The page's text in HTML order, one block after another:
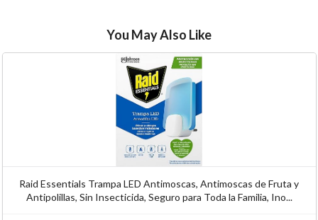
You May Also Like
Raid Essentials Trampa LED Antimoscas, Antimoscas de Fruta y
Antipolillas, Sin Insecticida, Seguro para Toda la Familia, Ino...